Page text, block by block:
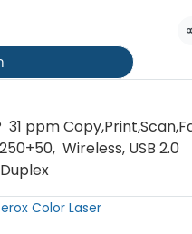
31 ppm
Wireless, USB 2.0
Color Laser